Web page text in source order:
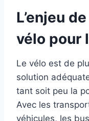
L’enjeu
vélo pour
Le vélo est de
solution
tant soit peu la
Avec les
véhicules, les